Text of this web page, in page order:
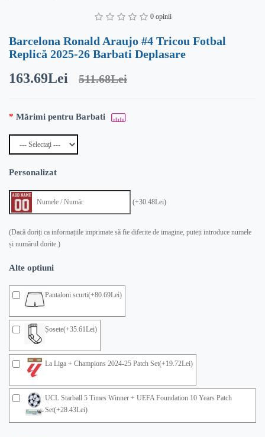
0 opinii
Barcelona Ronald Araujo #4 Tricou Fotbal
Replică 2025-26 Barbati Deplasare
163.69Lei 511.68Lei
Mărimi pentru Barbati
Personalizat
(+30.48Lei)
(Dacă doriți ca informațiile imprimate să fie diferite de imagine, puteți introduce numele
și numărul dorite.)
Alte optiuni
Pantaloni scurti(+80.69Lei)
Șosete(+35.61Lei)
La Liga + Champions 2024-25 Patch Set(+19.72Lei)
UCL Starball 5 Times Winner + UEFA Foundation 10 Years Patch
Set(+28.43Lei)